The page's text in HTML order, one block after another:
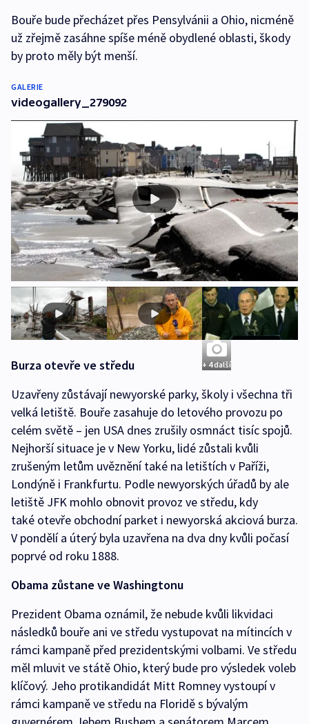
Bouře bude přecházet přes Pensylvánii a Ohio, nicméně
už zřejmě zasáhne spíše méně obydlené oblasti, škody
by proto měly být menší.
GALERIE
videogallery_279092
+ 4 další
Burza otevře ve středu
Uzavřeny zůstávají newyorské parky, školy i všechna tři
velká letiště. Bouře zasahuje do letového provozu po
celém světě – jen USA dnes zrušily osmnáct tisíc spojů.
Nejhorší situace je v New Yorku, lidé zůstali kvůli
zrušeným letům uvěznění také na letištích v Paříži,
Londýně i Frankfurtu. Podle newyorských úřadů by ale
letiště JFK mohlo obnovit provoz ve středu, kdy
také otevře obchodní parket i newyorská akciová burza.
V pondělí a úterý byla uzavřena na dva dny kvůli počasí
poprvé od roku 1888.
Obama zůstane ve Washingtonu
Prezident Obama oznámil, že nebude kvůli likvidaci
následků bouře ani ve středu vystupovat na mítincích v
rámci kampaně před prezidentskými volbami. Ve středu
měl mluvit ve státě Ohio, který bude pro výsledek voleb
klíčový. Jeho protikandidát Mitt Romney vystoupí v
rámci kampaně ve středu na Floridě s bývalým